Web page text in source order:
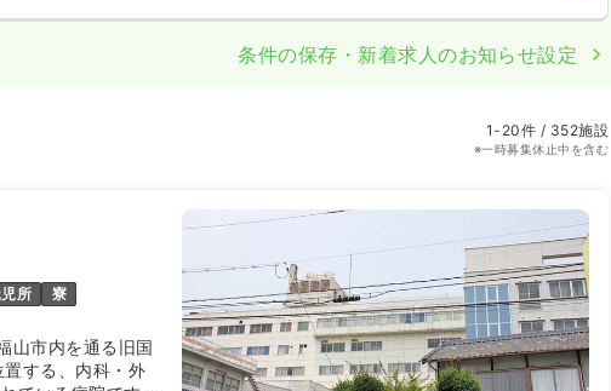
条件の保存・新着求人のお知らせ設定
1-20件 / 352施設
※一時募集休止中を含む
所 寮
山市内を通る旧国
する、内科・外